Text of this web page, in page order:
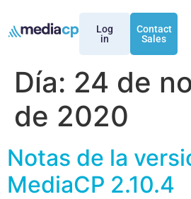
Log
in
Contact
Sales
Día: 24 de
de 2020
Notas de la
MediaCP 2.10.4